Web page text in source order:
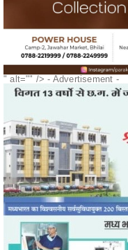
" alt="" />- Advertisement -